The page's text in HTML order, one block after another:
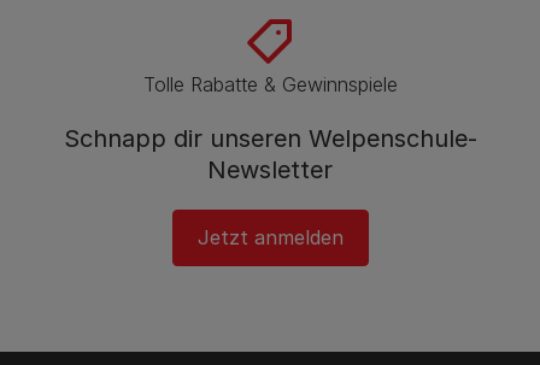
Tolle Rabatte & Gewinnspiele
Schnapp dir unseren Welpenschule-
Newsletter
Jetzt anmelden